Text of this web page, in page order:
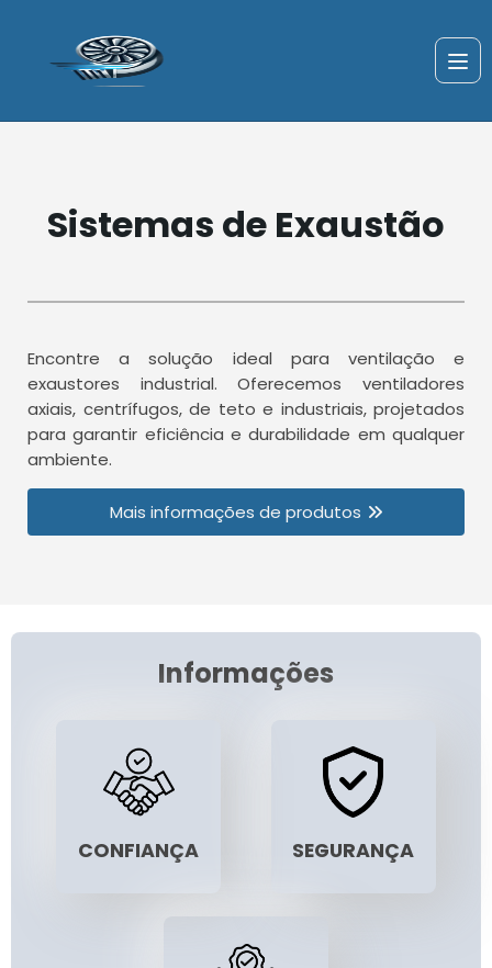
Sistemas de Exaustão
Encontre a solução ideal para ventilação e
exaustores industrial. Oferecemos ventiladores
axiais, centrífugos, de teto e industriais, projetados
para garantir eficiência e durabilidade em qualquer
ambiente.
Mais informações de produtos
Informações
CONFIANÇA SEGURANÇA